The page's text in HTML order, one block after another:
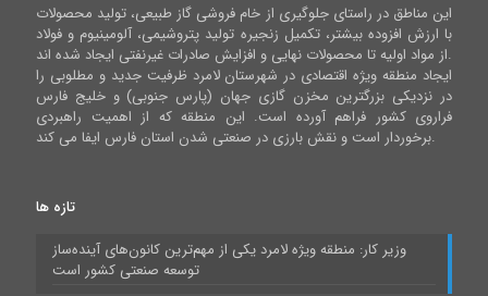
این مناطق در راستای جلوگیری از خام فروشی گاز طبیعی، تولید محصولات
با ارزش افزوده بیشتر، تکمیل زنجیره تولید پتروشیمی، آلومینیوم و فولاد
از مواد اولیه تا محصولات نهایی و افزایش صادرات غیرنفتی ایجاد شده اند.
ایجاد منطقه ویژه اقتصادی در شهرستان لامرد ظرفیت جدید و مطلوبی را
در نزدیکی بزرگترین مخزن گازی جهان (پارس جنوبی) و خلیج فارس
فراروی کشور فراهم آورده است. این منطقه که از اهمیت راهبردی
برخوردار است و نقش بارزی در صنعتی شدن استان فارس ایفا می کند.
تازه ها
وزیر کار: منطقه ویژه لامرد یکی از مهم‌ترین کانون‌های آینده‌ساز
توسعه صنعتی کشور است